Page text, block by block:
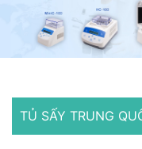
TỦ SẤY TRUNG